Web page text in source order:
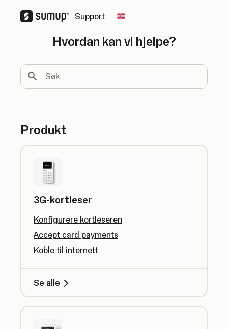
Support Change country
Hvordan kan vi hjelpe?
Søk
Produkt
3G-kortleser
Konfigurere kortleseren
Accept card payments
Koble til internett
Se alle